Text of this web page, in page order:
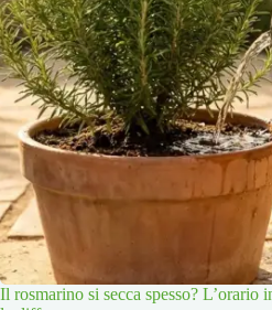
Il rosmarino si secca spesso?